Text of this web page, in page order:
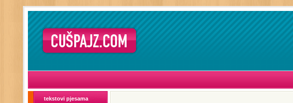
tekstovi pjesama